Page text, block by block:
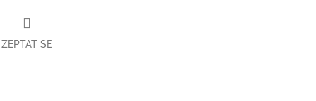
ZEPTAT SE